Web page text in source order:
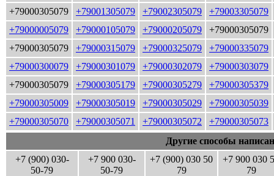
+79000305079
+79001305079 +79002305079
+79003305079
+79000005079
+79000105079 +79000205079
+79000305079
+79000305079
+79000315079 +79000325079
+79000335079
+79000300079
+79000301079 +79000302079
+79000303079
+79000305079
+79000305179 +79000305279
+79000305379
+79000305009
+79000305019 +79000305029
+79000305039
+79000305070
+79000305071 +79000305072
+79000305073
Другие способы
+7 (900) 030-
50-79
+7 900 030-
50-79
+7 (900) 030 50
79
+7 900 030
79